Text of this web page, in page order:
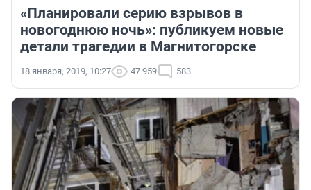
«Планировали серию взрывов в
новогоднюю ночь»: публикуем новые
детали трагедии в Магнитогорске
18 января, 2019, 10:27 47 959 583